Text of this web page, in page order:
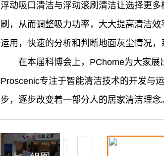
浮动吸口清洁与浮动滚刷清洁让选择更
刷，从而调整吸力功率，大大提高清洁
运用，快速的分析和判断地面灰尘情况
在本届科博会上，PChome为大家展
Proscenic专注于智能清洁技术的开发与
步，逐步改变着一部分人的居家清洁理念